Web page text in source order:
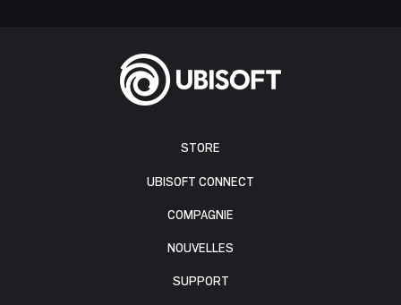
STORE
UBISOFT CONNECT
COMPAGNIE
NOUVELLES
SUPPORT